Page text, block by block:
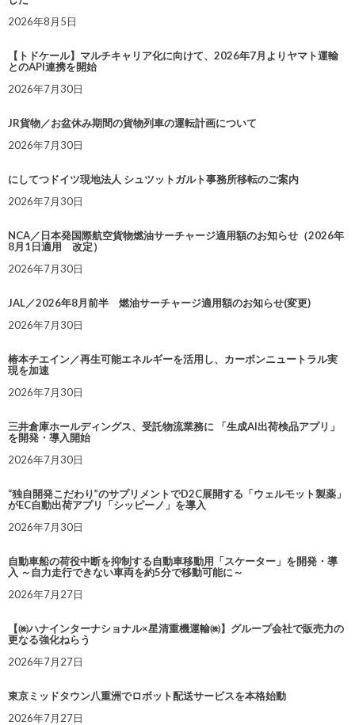
2026年8月5日
【トドケール】マルチキャリア化に向けて、2026年7月よりヤマト運輸
とのAPI連携を開始
2026年7月30日
JR貨物／お盆休み期間の貨物列車の運転計画について
2026年7月30日
にしてつドイツ現地法人 シュツットガルト事務所移転のご案内
2026年7月30日
NCA／日本発国際航空貨物燃油サーチャージ適用額のお知らせ（2026年
8月1日適用 改定）
2026年7月30日
JAL／2026年8月前半 燃油サーチャージ適用額のお知らせ(変更)
2026年7月30日
椿本チエイン／再生可能エネルギーを活用し、カーボンニュートラル実
現を加速
2026年7月30日
三井倉庫ホールディングス、受託物流業務に 「生成AI出荷検品アプリ」
を開発・導入開始
2026年7月30日
“独自開発こだわり”のサプリメントでD2C展開する「ウェルモット製薬」
がEC自動出荷アプリ「シッピーノ」を導入
2026年7月30日
自動車船の荷役中断を抑制する自動車移動用「スケーター」を開発・導
入 ～自力走行できない車両を約5分で移動可能に～
2026年7月27日
【㈱ハナインターナショナル×星清重機運輸㈱】グループ会社で販売力の
更なる強化ねらう
2026年7月27日
東京ミッドタウン八重洲でロボット配送サービスを本格始動
2026年7月27日